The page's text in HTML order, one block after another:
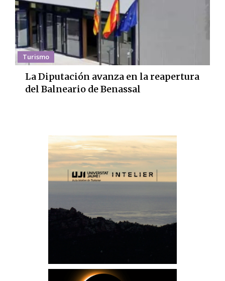
Turismo
La Diputación avanza en la reapertura
del Balneario de Benassal